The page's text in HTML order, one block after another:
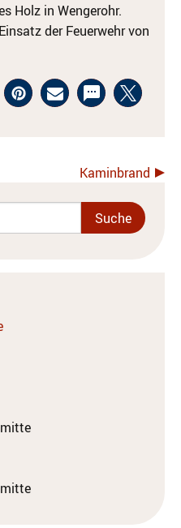
Holz in Wengerohr.
der Feuerwehr von
Kaminbrand